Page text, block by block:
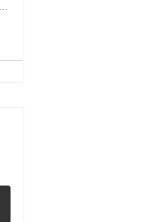
＜予約＞豊水/約5㎏箱13個入